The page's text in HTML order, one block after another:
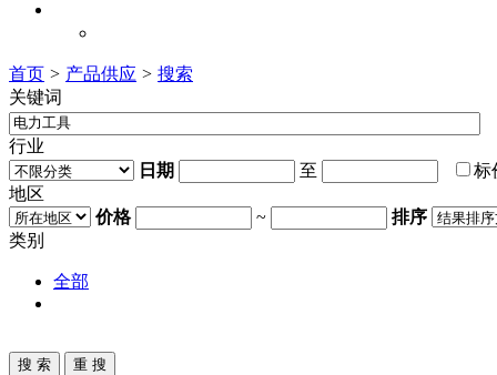
首页 > 产品供应 > 搜索
关键词
行业
日期
至 标
地区
价格
~
排序
类别
全部